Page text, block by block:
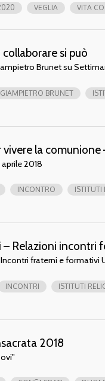
VEGLIA VITA
collaborare si può
Brunet su
GIAMPIETRO BRUNET
vivere la
2018
INCONTRO ISTITUTI
– Relazioni incontri
fraterni e formativi
INCONTRI ISTITUTI
2018